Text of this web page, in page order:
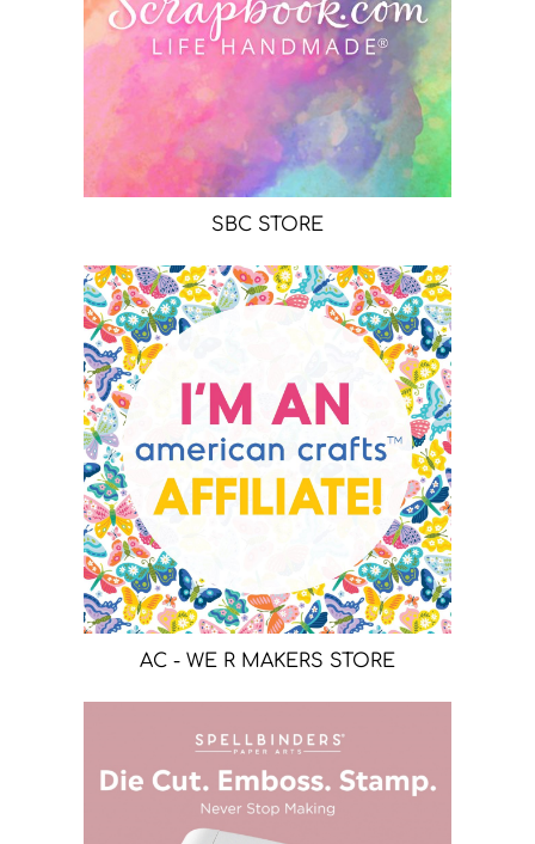
SBC STORE
AC - WE R MAKERS STORE